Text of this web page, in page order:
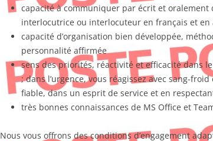
capacité à communiquer par écrit et oralement
interlocutrice ou interlocuteur en français et
capacité d’organisation bien développée,
personnalité affirmée
sens des priorités, réactivité et efficacité dans
; dans l’urgence, vous réagissez avec sang-
fiable, dans un esprit de service et en
très bonnes connaissances de MS Office et
Nous vous offrons des conditions d’engagement